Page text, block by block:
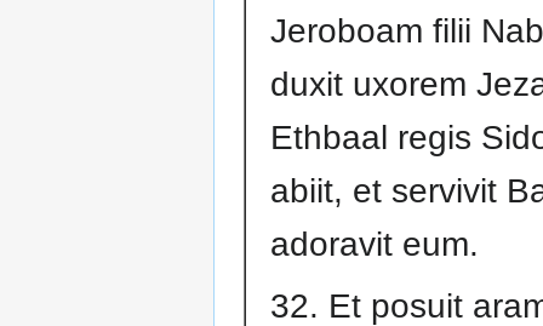
Jeroboam filii
duxit uxorem
Ethbaal regis
abiit, et servivit
adoravit eum.
32. Et posuit